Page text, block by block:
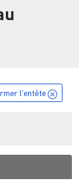
l'entête